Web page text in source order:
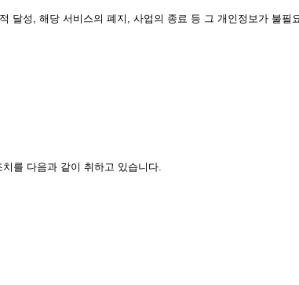
달성, 해당 서비스의 폐지, 사업의 종료 등 그 개인정보가 불필
를 다음과 같이 취하고 있습니다.